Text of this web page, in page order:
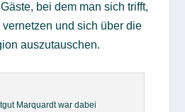
bei dem man sich trifft,
und sich über die
auszutauschen.
Marquardt war dabei